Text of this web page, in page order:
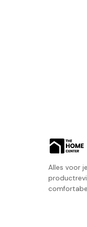
Alles voor